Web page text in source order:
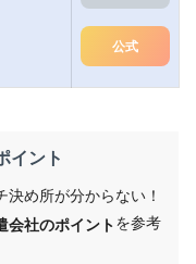
公式
イント
め所が分からない！
会社のポイントを参考